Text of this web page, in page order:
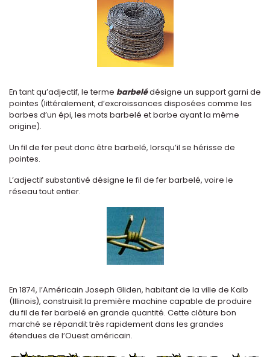
En tant qu’adjectif, le terme barbelédésigne un support garni de
pointes (littéralement, d’excroissances disposées comme les
barbes d’un épi, les mots barbelé et barbe ayant la même
origine).
Un fil de fer peut donc être barbelé, lorsqu’il se hérisse de
pointes.
L’adjectif substantivé désigne le fil de fer barbelé, voire le
réseau tout entier.
En 1874, l’Américain Joseph Gliden, habitant de la ville de Kalb
(Illinois), construisit la première machine capable de produire
du fil de fer barbelé en grande quantité. Cette clôture bon
marché se répandit très rapidement dans les grandes
étendues de l’Ouest américain.